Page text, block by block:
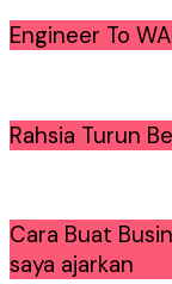
Engineer To
Rahsia Turun
Cara Buat
saya ajarkan